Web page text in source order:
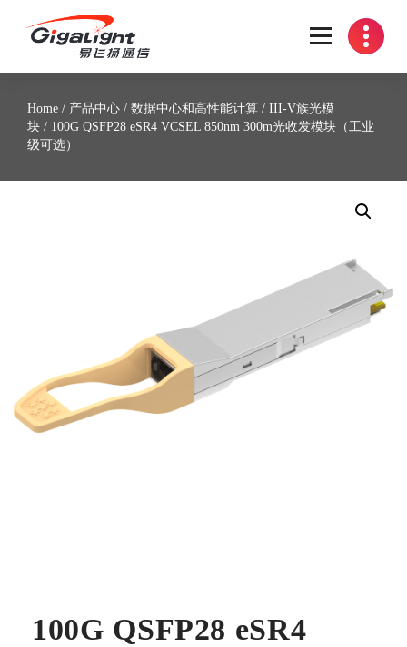
开放光网络器件的向导
Home / 产品中心 / 数据中心和高性能计算 / III-V族光模
块 / 100G QSFP28 eSR4 VCSEL 850nm 300m光收发模块（工业
级可选）
100G QSFP28 eSR4